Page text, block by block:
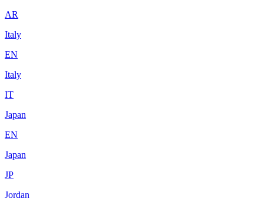
AR
Italy
EN
Italy
IT
Japan
EN
Japan
JP
Jordan